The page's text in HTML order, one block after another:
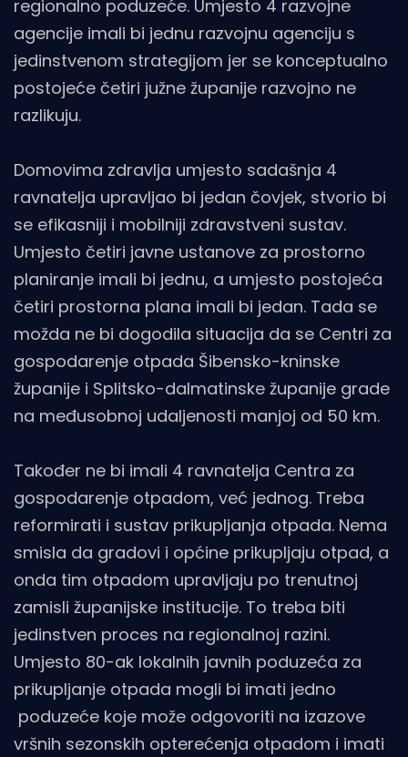
regionalno poduzeće. Umjesto 4 razvojne
agencije imali bi jednu razvojnu agenciju s
jedinstvenom strategijom jer se konceptualno
postojeće četiri južne županije razvojno ne
razlikuju.
Domovima zdravlja umjesto sadašnja 4
ravnatelja upravljao bi jedan čovjek, stvorio bi
se efikasniji i mobilniji zdravstveni sustav.
Umjesto četiri javne ustanove za prostorno
planiranje imali bi jednu, a umjesto postojeća
četiri prostorna plana imali bi jedan. Tada se
možda ne bi dogodila situacija da se Centri za
gospodarenje otpada Šibensko-kninske
županije i Splitsko-dalmatinske županije grade
na međusobnoj udaljenosti manjoj od 50 km.
Također ne bi imali 4 ravnatelja Centra za
gospodarenje otpadom, već jednog. Treba
reformirati i sustav prikupljanja otpada. Nema
smisla da gradovi i općine prikupljaju otpad, a
onda tim otpadom upravljaju po trenutnoj
zamisli županijske institucije. To treba biti
jedinstven proces na regionalnoj razini.
Umjesto 80-ak lokalnih javnih poduzeća za
prikupljanje otpada mogli bi imati jedno
poduzeće koje može odgovoriti na izazove
vršnih sezonskih opterećenja otpadom i imati